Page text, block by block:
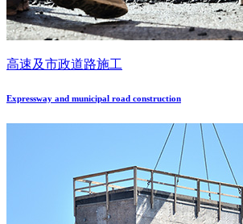
高速及市政道路施工
Expressway and municipal road construction